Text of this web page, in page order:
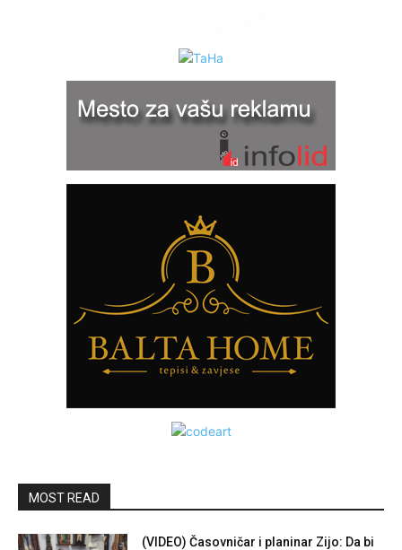
MOST READ
(VIDEO) Časovničar i planinar Zijo: Da bi